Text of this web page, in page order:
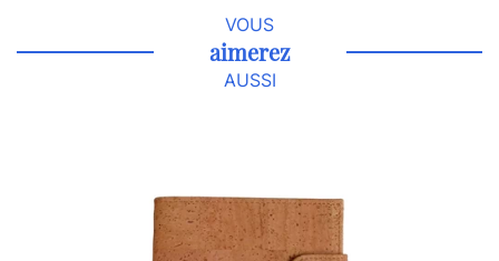
VOUS
aimerez
AUSSI